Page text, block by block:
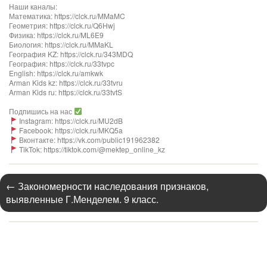
Наши каналы:
Математика: https://clck.ru/MMaMC
Геометрия: https://clck.ru/Q6Hwj
Физика: https://clck.ru/ML6E9
Биология: https://clck.ru/MMaKL​​​​​​
География KZ: https://clck.ru/343MDQ
География: https://clck.ru/33tvpc
English: https://clck.ru/amkwk
Arman Kids kz: https://clck.ru/33tvru
Arman Kids ru: https://clck.ru/33tvtS
Подпишись на нас
Instagram: https://clck.ru/MU2dB
Facebook: https://clck.ru/MKQ5a
Вконтакте: https://vk.com/public191962382
TikTok: https://tiktok.com/@mektep_online_kz
← Закономерности наследования признаков,
выявленные Г.Менделем. 9 класс.